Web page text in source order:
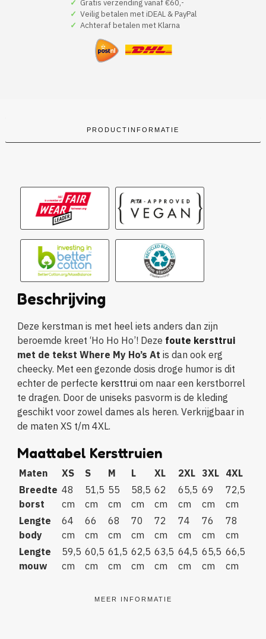
✓ Gratis verzending vanaf €60,-
✓ Veilig betalen met iDEAL & PayPal
✓ Achteraf betalen met Klarna
PRODUCTINFORMATIE
Beschrijving
Deze kerstman is met heel iets anders dan zijn
beroemde kreet ‘Ho Ho Ho’! Deze foute kersttrui
met de tekst Where My Ho’s At is dan ook erg
cheecky. Met een gezonde dosis droge humor is dit
echter de perfecte kersttrui om naar een kerstborrel
te dragen. Door de uniseks pasvorm is de kleding
geschikt voor zowel dames als heren. Verkrijgbaar in
de maten XS t/m 4XL.
Maattabel Kersttruien
Maten XS S M L XL 2XL 3XL
4XL
Breedte
borst
48
cm
51,5
cm
55
cm
58,5
cm
62
cm
65,5
cm
69
cm
72,5
cm
Lengte
body
64
cm
66
cm
68
cm
70
cm
72
cm
74
cm
76
cm
78
cm
Lengte
mouw
59,5
cm
60,5
cm
61,5
cm
62,5
cm
63,5
cm
64,5
cm
65,5
cm
66,5
cm
MEER INFORMATIE